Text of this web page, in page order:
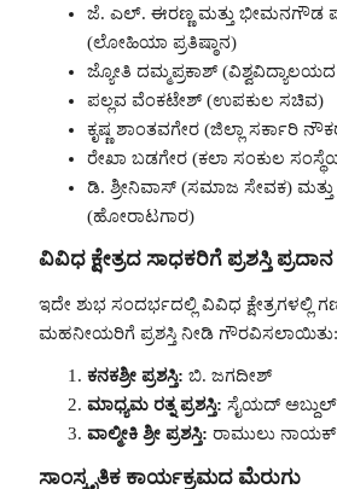
ಜೆ. ಎಲ್. ಈರಣ್ಣ ಮತ್ತು ಭೀಮನಗೌಡ
(ಲೋಹಿಯಾ ಪ್ರತಿಷ್ಠಾನ)
ಜ್ಯೋತಿ ದಮ್ಮಪ್ರಕಾಶ್
ಪಲ್ಲವ ವೆಂಕಟೇಶ್ (ಉಪಕುಲ ಸಚಿವ)
ಕೃಷ್ಣ ಶಾಂತವಗೇರ (ಜಿಲ್ಲಾ ಸರ್ಕಾರಿ
ರೇಖಾ ಬಡಗೇರ (ಕಲಾ ಸಂಕುಲ
ಡಿ. ಶ್ರೀನಿವಾಸ್ (ಸಮಾಜ ಸೇವಕ)
(ಹೋರಾಟಗಾರ)
ವಿವಿಧ ಕ್ಷೇತ್ರದ ಸಾಧಕರಿಗೆ ಪ್ರಶಸ್ತಿ ಪ್ರದಾನ
ಇದೇ ಶುಭ ಸಂದರ್ಭದಲ್ಲಿ ವಿವಿಧ
ಮಹನೀಯರಿಗೆ ಪ್ರಶಸ್ತಿ ನೀಡಿ ಗೌರವಿಸಲಾಯಿತು:
ಕನಕಶ್ರೀ ಪ್ರಶಸ್ತಿ: ಬಿ. ಜಗದೀಶ್
ಮಾಧ್ಯಮ ರತ್ನ ಪ್ರಶಸ್ತಿ: ಸೈಯದ್
ವಾಲ್ಮೀಕಿ ಶ್ರೀ ಪ್ರಶಸ್ತಿ: ರಾಮುಲು ನಾಯಕ್
ಸಾಂಸ್ಕೃತಿಕ ಕಾರ್ಯಕ್ರಮದ ಮೆರುಗು